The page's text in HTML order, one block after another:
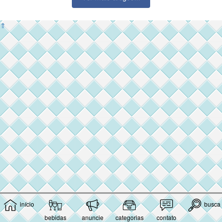
início
bebidas
anuncie categorias contato
busca
⇑